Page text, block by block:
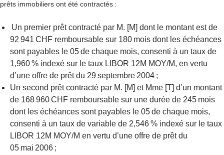
prêts immobiliers ont été contractés :
Un premier prêt contracté par M. [M] dont le montant est de
92 941 CHF remboursable sur 180 mois dont les échéances
sont payables le 05 de chaque mois, consenti à un taux de
1,960 % indexé sur le taux LIBOR 12M MOY/M, en vertu
d’une offre de prêt du 29 septembre 2004 ;
Un second prêt contracté par M. [M] et Mme [T] d’un montant
de 168 960 CHF remboursable sur une durée de 245 mois
dont les échéances sont payables le 05 de chaque mois,
consenti à un taux de variable de 2,546 % indexé sur le taux
LIBOR 12M MOY/M en vertu d’une offre de prêt du
05 mai 2006 ;